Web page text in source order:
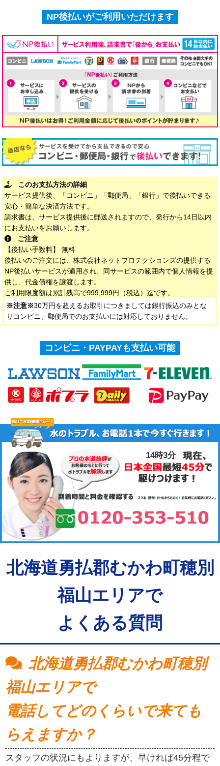
NP後払いがご利用いただけます
このお支払方法の詳細
サービス提供後、「コンビニ」「郵便局」「銀行」で後払いできる
安心・簡単な決済方法です。
請求書は、サービス提供後に郵送されますので、発行から14日以内
にお支払いをお願いします。
ご注意
【後払い手数料】 無料
後払いのご注文には、株式会社ネットプロテクションズの提供する
NP後払いサービスが適用され、同サービスの範囲内で個人情報を提
供し、代金債権を譲渡します。
ご利用限度額は累計残高で999,999円（税込）迄です。
※注意※30万円を超えるお取引につきましては銀行振込のみとな
りコンビニ、郵便局でのお支払いには対応しておりません。
コンビニ・PAYPAYも支払い可能
14時3分
北海道勇払郡むかわ町穂別
福山エリアで
よくある質問
北海道勇払郡むかわ町穂別
福山エリアで
電話してどのくらいで来ても
らえますか？
スタッフの状況にもよりますが、早ければ45分程で